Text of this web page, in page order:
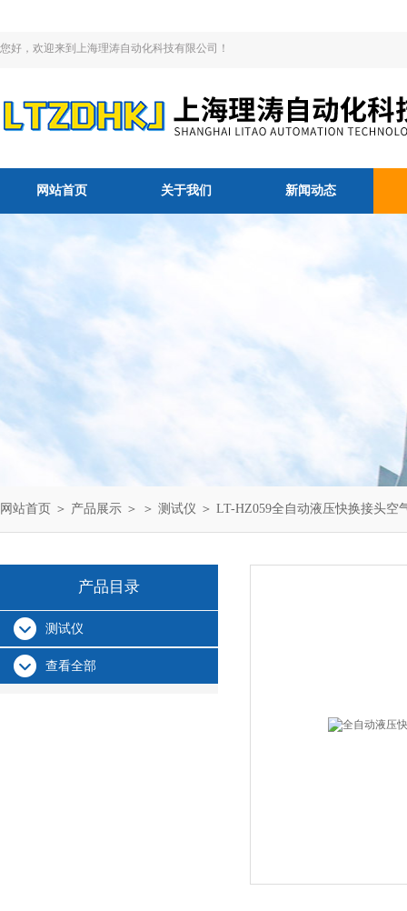
您好，欢迎来到上海理涛自动化科技有限公司！
网站首页 关于我们 新闻动态
网站首页 ＞ 产品展示 ＞ ＞ 测试仪 ＞ LT-HZ059全自动液压快换接头空
产品目录
测试仪
查看全部